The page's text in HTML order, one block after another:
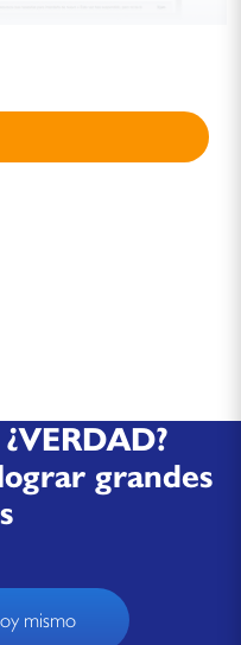
grandes
mismo